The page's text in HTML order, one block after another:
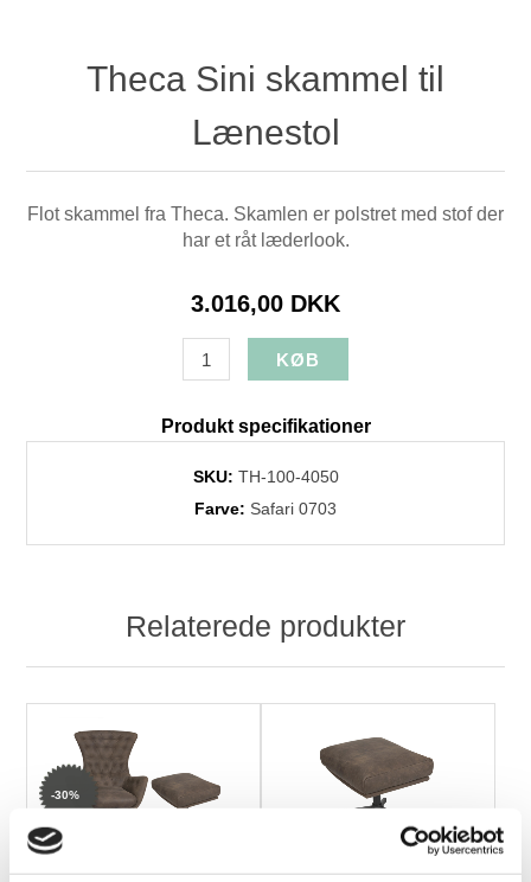
Theca Sini skammel til
Lænestol
Flot skammel fra Theca. Skamlen er polstret med stof der
har et råt læderlook.
3.016,00 DKK
Produkt specifikationer
SKU: TH-100-4050
Farve: Safari 0703
Relaterede produkter
-30%